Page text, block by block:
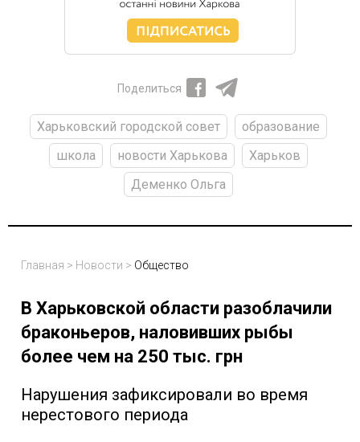
Поделиться
Харьковский городской совет
образование
школа
новости Харькова
Харьков
Деменко Ольга
Главная > Новости > Общество
В Харьковской области разоблачили
браконьеров, наловивших рыбы
более чем на 250 тыс. грн
Нарушения зафиксировали во время
нерестового периода